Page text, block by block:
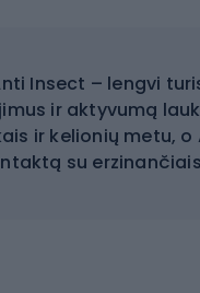
Insect – lengvi
ir aktyvumą
ir kelionių metu,
su